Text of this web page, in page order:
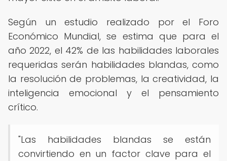
Según un estudio realizado por el Foro
Económico Mundial, se estima que para el
año 2022, el 42% de las habilidades laborales
requeridas serán habilidades blandas, como
la resolución de problemas, la creatividad, la
inteligencia emocional y el pensamiento
crítico.
"Las habilidades blandas se están
convirtiendo en un factor clave para el